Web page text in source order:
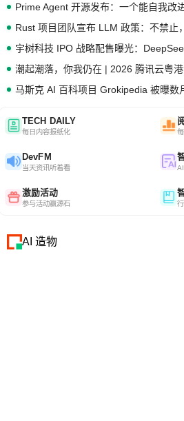
潮起潮落，你我仍在 | 2026 腾讯云粤
马斯克 AI 百科项目 Grokipedia 被曝数
TECH DAILY
每日内容报纸化
DevFM
当天资讯听着看
激励活动
参与活动赢源石
AI 造物